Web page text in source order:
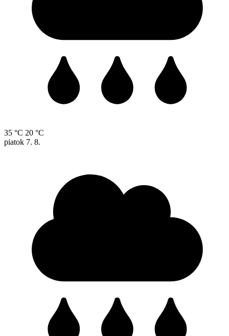
35 °C 20 °C
piatok 7. 8.